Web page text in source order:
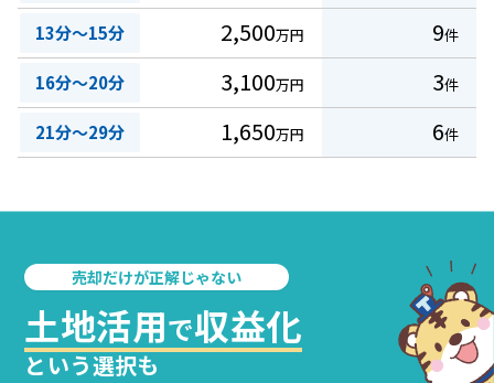
13分～15分 2,500万円 9件
16分～20分 3,100万円 3件
21分～29分 1,650万円 6件
売却だけが正解じゃない
土地活用で収益化
という選択も